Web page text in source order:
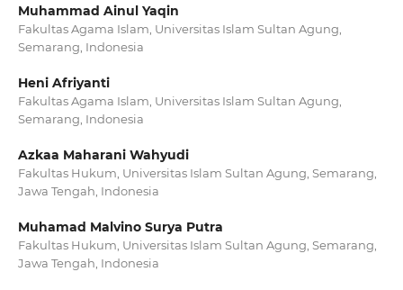
Muhammad Ainul Yaqin
Fakultas Agama Islam, Universitas Islam Sultan Agung,
Semarang, Indonesia
Heni Afriyanti
Fakultas Agama Islam, Universitas Islam Sultan Agung,
Semarang, Indonesia
Azkaa Maharani Wahyudi
Fakultas Hukum, Universitas Islam Sultan Agung, Semarang,
Jawa Tengah, Indonesia
Muhamad Malvino Surya Putra
Fakultas Hukum, Universitas Islam Sultan Agung, Semarang,
Jawa Tengah, Indonesia